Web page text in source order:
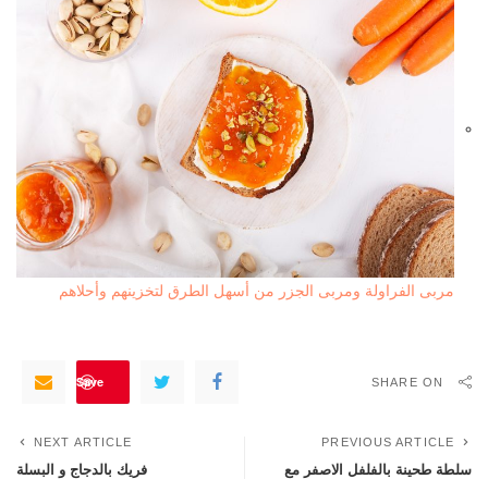
مربى الفراولة ومربى الجزر من أسهل الطرق لتخزينهم وأحلاهم
SHARE ON
Save
PREVIOUS ARTICLE
سلطة طحينة بالفلفل الاصفر مع
NEXT ARTICLE
فريك بالدجاج و البسلة